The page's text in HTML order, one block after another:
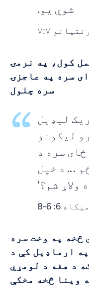
شوي یو.
کول، په نرمۍ
سره په عاجزۍ
سره چلول
لیډیل
لیکونو
سره د
... د خپل
ولاړ شم؟'
میکاه 6: 6-8
څخه په وخت سره
ارماډیل کې د
د هغه د لومړي
وینا څخه مخکې